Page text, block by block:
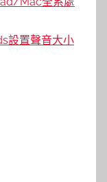
設置聲音大小